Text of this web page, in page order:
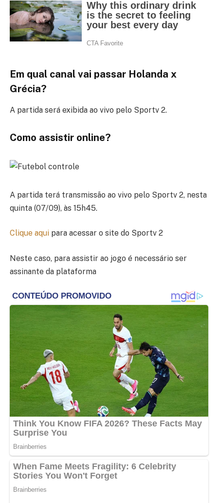
Em qual canal vai passar Holanda x
Grécia?
A partida será exibida ao vivo pelo Sportv 2.
Como assistir online?
A partida terá transmissão ao vivo pelo Sportv 2, nesta
quinta (07/09), às 15h45.
Clique aqui para acessar o site do Sportv 2
Neste caso, para assistir ao jogo é necessário ser
assinante da plataforma